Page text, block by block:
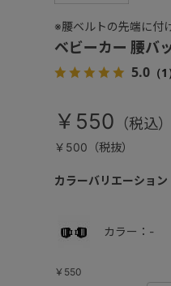
※腰ベルトの先端に付
ベビーカー 腰バ
5.0 （1
￥550
￥500（税抜）
カラーバリエーション
カラー：-
￥550